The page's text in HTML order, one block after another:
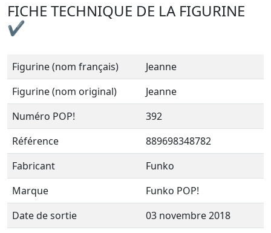
FICHE TECHNIQUE DE LA FIGURINE
✔
Figurine (nom français)
Jeanne
Figurine (nom original)
Jeanne
Numéro POP!
392
Référence
889698348782
Fabricant
Funko
Marque
Funko POP!
Date de sortie
03 novembre 2018